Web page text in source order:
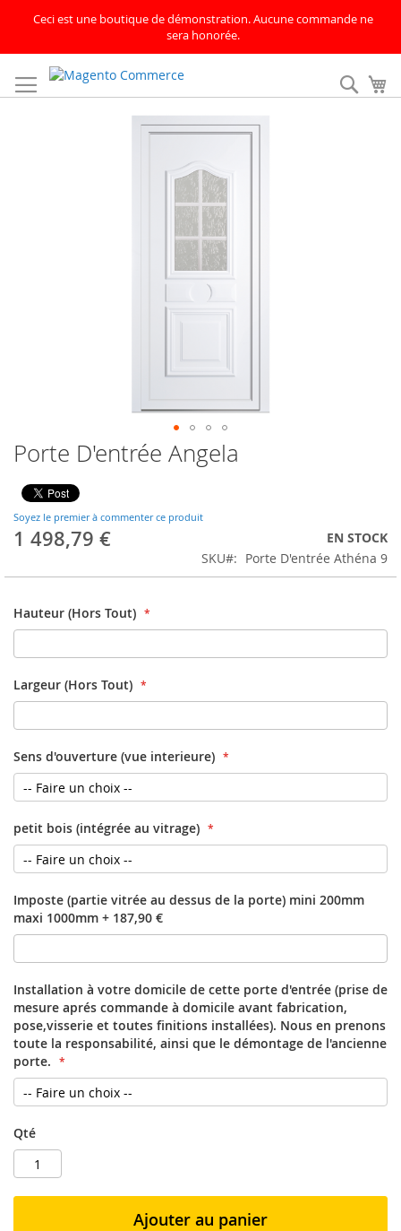
Ceci est une boutique de démonstration. Aucune commande ne
sera honorée.
au
contenu
Porte D'entrée Angela
Soyez le premier à commenter ce produit
1 498,79 €
EN STOCK
SKU
Porte D'entrée Athéna 9
Hauteur (Hors Tout)
Largeur (Hors Tout)
Sens d'ouverture (vue interieure)
petit bois (intégrée au vitrage)
Imposte (partie vitrée au dessus de la porte) mini 200mm
maxi 1000mm + 187,90 €
Installation à votre domicile de cette porte d'entrée (prise de
mesure aprés commande à domicile avant fabrication,
pose,visserie et toutes finitions installées). Nous en prenons
toute la responsabilité, ainsi que le démontage de l'ancienne
porte.
Qté
Ajouter au panier